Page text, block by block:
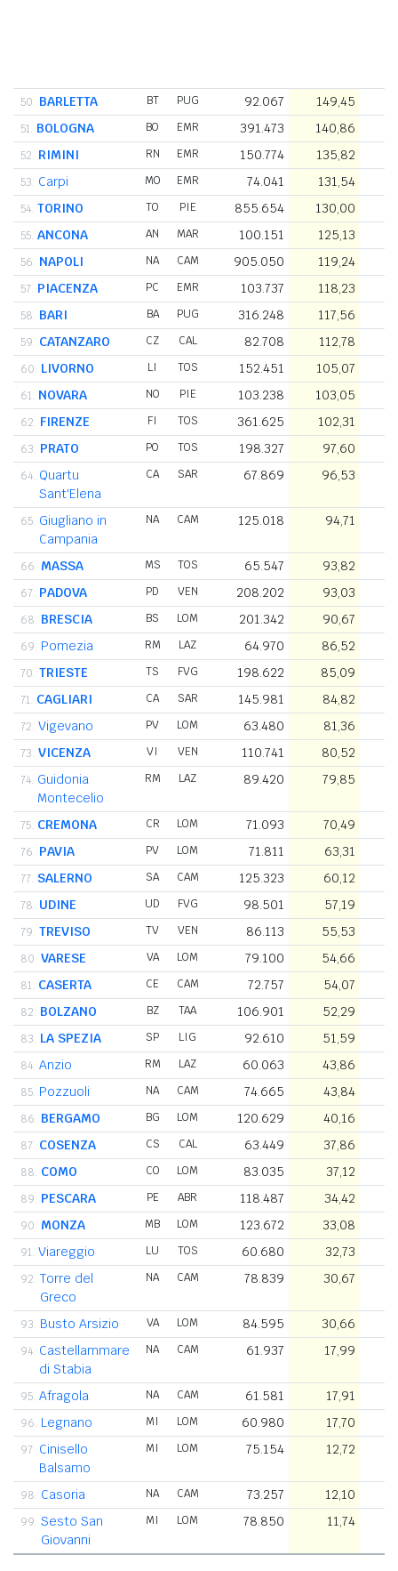
50. BARLETTA BT PUG 92.067 149,45
51. BOLOGNA BO EMR 391.473 140,86
52. RIMINI RN EMR 150.774 135,82
53. Carpi MO EMR 74.041 131,54
54. TORINO TO PIE 855.654 130,00
55. ANCONA AN MAR 100.151 125,13
56. NAPOLI NA CAM 905.050 119,24
57. PIACENZA PC EMR 103.737 118,23
58. BARI BA PUG 316.248 117,56
59. CATANZARO CZ CAL 82.708 112,78
60. LIVORNO LI TOS 152.451 105,07
61. NOVARA NO PIE 103.238 103,05
62. FIRENZE FI TOS 361.625 102,31
63. PRATO PO TOS 198.327 97,60
64. Quartu
Sant'Elena
CA SAR 67.869 96,53
65. Giugliano in
Campania
NA CAM 125.018 94,71
66. MASSA MS TOS 65.547 93,82
67. PADOVA PD VEN 208.202 93,03
68. BRESCIA BS LOM 201.342 90,67
69. Pomezia RM LAZ 64.970 86,52
70. TRIESTE TS FVG 198.622 85,09
71. CAGLIARI CA SAR 145.981 84,82
72. Vigevano PV LOM 63.480 81,36
73. VICENZA VI VEN 110.741 80,52
74. Guidonia
Montecelio
RM LAZ 89.420 79,85
75. CREMONA CR LOM 71.093 70,49
76. PAVIA PV LOM 71.811 63,31
77. SALERNO SA CAM 125.323 60,12
78. UDINE UD FVG 98.501 57,19
79. TREVISO TV VEN 86.113 55,53
80. VARESE VA LOM 79.100 54,66
81. CASERTA CE CAM 72.757 54,07
82. BOLZANO BZ TAA 106.901 52,29
83. LA SPEZIA SP LIG 92.610 51,59
84. Anzio RM LAZ 60.063 43,86
85. Pozzuoli NA CAM 74.665 43,84
86. BERGAMO BG LOM 120.629 40,16
87. COSENZA CS CAL 63.449 37,86
88. COMO CO LOM 83.035 37,12
89. PESCARA PE ABR 118.487 34,42
90. MONZA MB LOM 123.672 33,08
91. Viareggio LU TOS 60.680 32,73
92. Torre del
Greco
NA CAM 78.839 30,67
93. Busto Arsizio VA LOM 84.595 30,66
94. Castellammare
di Stabia
NA CAM 61.937 17,99
95. Afragola NA CAM 61.581 17,91
96. Legnano MI LOM 60.980 17,70
97. Cinisello
Balsamo
MI LOM 75.154 12,72
98. Casoria NA CAM 73.257 12,10
99. Sesto San
Giovanni
MI LOM 78.850 11,74